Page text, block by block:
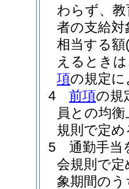
わらず、
者の支給
相当する額
えるとき
項の規定
4
前項の規
員との均
規則で定
5
通勤手当
会規則で
象期間の